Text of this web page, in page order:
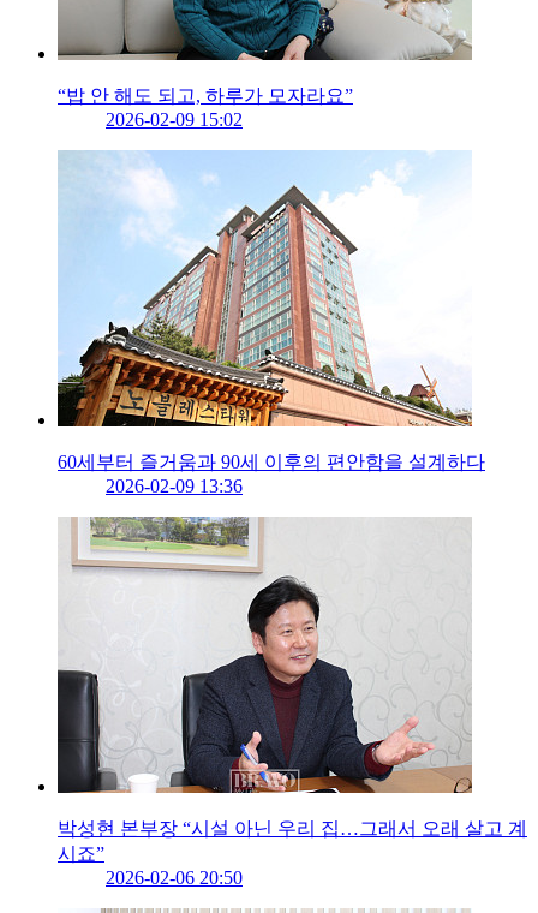
“밥 안 해도 되고, 하루가 모자라요”
2026-02-09 15:02
60세부터 즐거움과 90세 이후의 편안함을 설계하다
2026-02-09 13:36
박성현 본부장 “시설 아닌 우리 집…그래서 오래 살고 계
시죠”
2026-02-06 20:50